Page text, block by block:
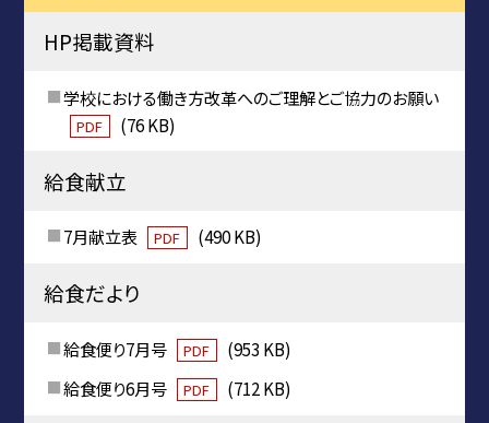
HP掲載資料
学校における働き方改革へのご理解とご協力のお願い
PDF (76 KB)
給食献立
7月献立表 PDF (490 KB)
給食だより
給食便り7月号 PDF
(953 KB)
給食便り6月号
PDF (712 KB)